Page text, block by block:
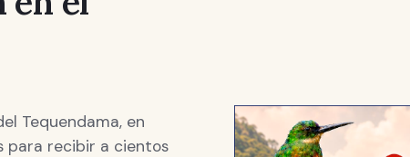
Tequendama, en
para recibir a cientos